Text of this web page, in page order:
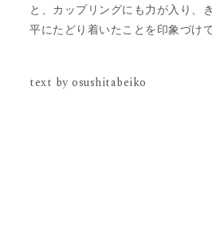
と、カップリングにも力が入り、
平にたどり着いたことを印象づけて
text by osushitabeiko